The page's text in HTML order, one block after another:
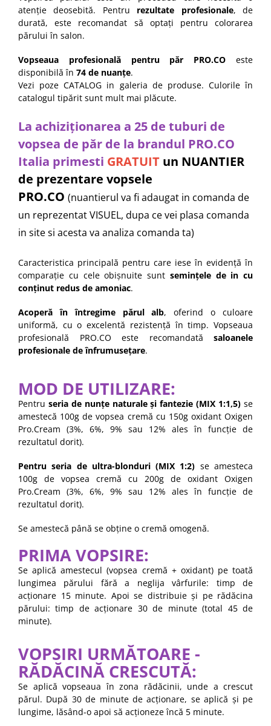
atenție deosebită. Pentru rezultate profesionale, de
durată, este recomandat să optați pentru colorarea
părului în salon.
Vopseaua profesională pentru păr PRO.CO este
disponibilă în 74 de nuanțe.
Vezi poze CATALOG in galeria de produse. Culorile în
catalogul tipărit sunt mult mai plăcute.
La achiziționarea a 25 de tuburi de
vopsea de păr de la brandul PRO.CO
Italia primesti GRATUIT un NUANTIER
de prezentare vopsele
PRO.CO (nuantierul va fi adaugat in comanda de
un reprezentat VISUEL, dupa ce vei plasa comanda
in site si acesta va analiza comanda ta)
Caracteristica principală pentru care iese în evidență în
comparație cu cele obișnuite sunt semințele de in cu
conținut redus de amoniac.
Acoperă în întregime părul alb, oferind o culoare
uniformă, cu o excelentă rezistență în timp. Vopseaua
profesională PRO.CO este recomandată saloanele
profesionale de înfrumusețare.
MOD DE UTILIZARE:
Pentru seria de nunțe naturale și fantezie(MIX 1:1,5) se
amestecă 100g de vopsea cremă cu 150g oxidant Oxigen
Pro.Cream (3%, 6%, 9% sau 12% ales în funcție de
rezultatul dorit).
Pentru seria de ultra-blonduri (MIX 1:2) se amesteca
100g de vopsea cremă cu 200g de oxidant Oxigen
Pro.Cream (3%, 6%, 9% sau 12% ales în funcție de
rezultatul dorit).
Se amestecă până se obține o cremă omogenă.
PRIMA VOPSIRE:
Se aplică amestecul (vopsea cremă + oxidant) pe toată
lungimea părului fără a neglija vârfurile: timp de
acționare 15 minute. Apoi se distribuie și pe rădăcina
părului: timp de acționare 30 de minute (total 45 de
minute).
VOPSIRI URMĂTOARE -
RĂDĂCINĂ CRESCUTĂ:
Se aplică vopseaua în zona rădăcinii, unde a crescut
părul. După 30 de minute de acționare, se aplică și pe
lungime, lăsând-o apoi să acționeze încă 5 minute.